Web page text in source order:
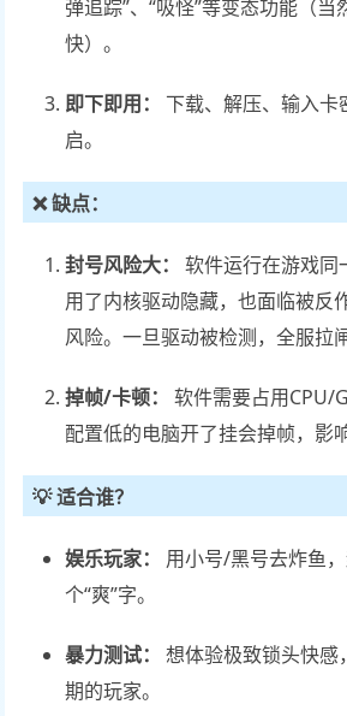
弹追踪”、“吸怪”等变态功能（
快）。
即下即用：
下载、解压、输入
启。
❌ 缺点：
封号风险大：
软件运行在游戏同
用了内核驱动隐藏，也面临被反
风险。一旦驱动被检测，全服拉闸
掉帧/卡顿：
软件需要占用CPU/
配置低的电脑开了挂会掉帧，影
💡 适合谁？
娱乐玩家：
用小号/黑号去炸鱼
个“爽”字。
暴力测试：
想体验极致锁头快感
期的玩家。